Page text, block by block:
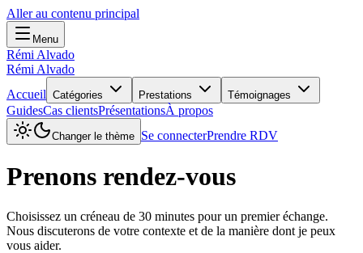
Aller au contenu principal
Menu
Rémi Alvado
Rémi Alvado
Accueil Catégories Prestations Témoignages
GuidesCas clientsPrésentationsÀ propos
Changer le thème Se connecterPrendre RDV
Prenons rendez-vous
Choisissez un créneau de 30 minutes pour un premier échange.
Nous discuterons de votre contexte et de la manière dont je peux
vous aider.